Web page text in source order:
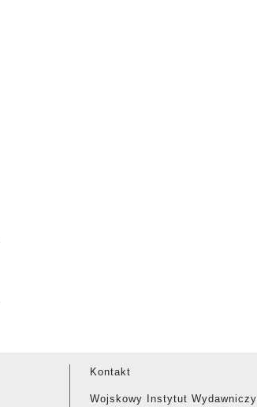
Kontakt
Wojskowy Instytut Wydawniczy